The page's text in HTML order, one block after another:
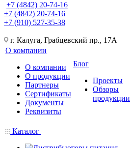
+7 (4842) 20-74-16
+7 (4842) 20-74-16
+7 (910) 527-35-38
г. Калуга, Грабцевский пр., 17А
О компании
О компании
О продукции
Партнеры
Сертификаты
Документы
Реквизиты
Блог
Проекты
Обзоры
продукции
Каталог